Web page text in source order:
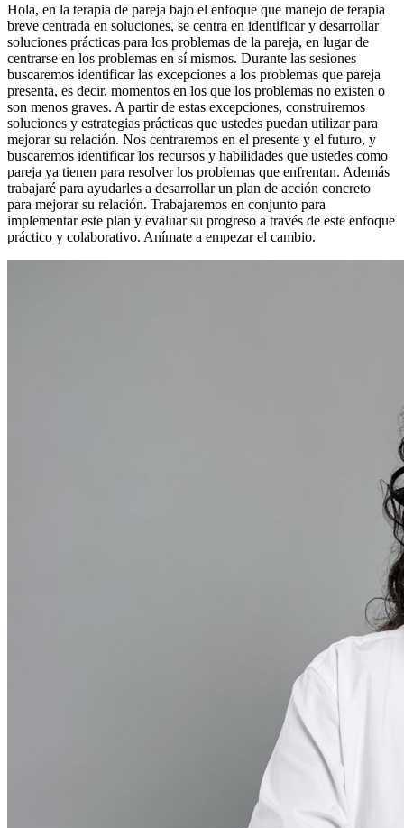
Hola, en la terapia de pareja bajo el enfoque que manejo de terapia
breve centrada en soluciones, se centra en identificar y desarrollar
soluciones prácticas para los problemas de la pareja, en lugar de
centrarse en los problemas en sí mismos. Durante las sesiones
buscaremos identificar las excepciones a los problemas que pareja
presenta, es decir, momentos en los que los problemas no existen o
son menos graves. A partir de estas excepciones, construiremos
soluciones y estrategias prácticas que ustedes puedan utilizar para
mejorar su relación. Nos centraremos en el presente y el futuro, y
buscaremos identificar los recursos y habilidades que ustedes como
pareja ya tienen para resolver los problemas que enfrentan. Además
trabajaré para ayudarles a desarrollar un plan de acción concreto
para mejorar su relación. Trabajaremos en conjunto para
implementar este plan y evaluar su progreso a través de este enfoque
práctico y colaborativo. Anímate a empezar el cambio.